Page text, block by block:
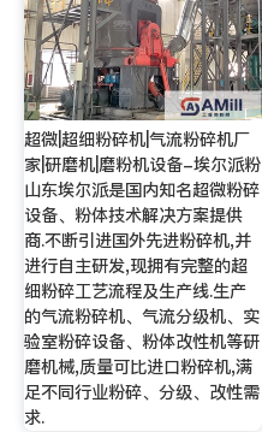
超微|超细粉碎机|气流粉碎机厂
家|研磨机|磨粉机设备-埃尔派粉
山东埃尔派是国内知名超微粉碎
设备、粉体技术解决方案提供
商.不断引进国外先进粉碎机,并
进行自主研发,现拥有完整的超
细粉碎工艺流程及生产线.生产
的气流粉碎机、气流分级机、实
验室粉碎设备、粉体改性机等研
磨机械,质量可比进口粉碎机,满
足不同行业粉碎、分级、改性需
求.